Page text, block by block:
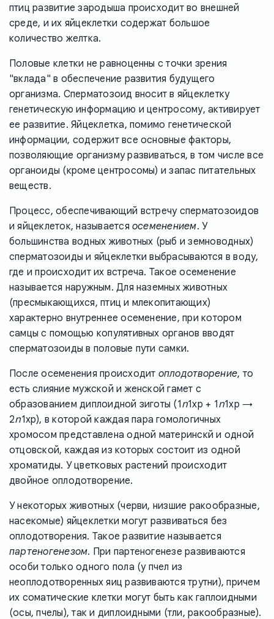
птиц развитие зародыша происходит во внешней
среде, и их яйцеклетки содержат большое
количество желтка.
Половые клетки не равноценны с точки зрения
"вклада" в обеспечение развития будущего
организма. Сперматозоид вносит в яйцеклетку
генетическую информацию и центросому, активирует
ее развитие. Яйцеклетка, помимо генетической
информации, содержит все основные факторы,
позволяющие организму развиваться, в том числе все
органоиды (кроме центросомы) и запас питательных
веществ.
Процесс, обеспечивающий встречу сперматозоидов
и яйцеклеток, называетсяосеменением. У
большинства водных животных (рыб и земноводных)
сперматозоиды и яйцеклетки выбрасываются в воду,
где и происходит их встреча. Такое осеменение
называется наружным. Для наземных животных
(пресмыкающихся, птиц и млекопитающих)
характерно внутреннее осеменение, при котором
самцы с помощью копулятивных органов вводят
сперматозоиды в половые пути самки.
После осеменения происходит оплодотворение, то
есть слияние мужской и женской гамет с
образованием диплоидной зиготы (1n1хр + 1n1хр →
2n1хр), в которой каждая пара гомологичных
хромосом представлена одной материнскй и одной
отцовской, каждая из которых состоит из одной
хроматиды. У цветковых растений происходит
двойное оплодотворение.
У некоторых животных (черви, низшие ракообразные,
насекомые) яйцеклетки могут развиваться без
оплодотворения. Такое развитие называется
партеногенезом. При партеногенезе развиваются
особи только одного пола (у пчел из
неоплодотворенных яиц развиваются трутни), причем
их соматические клетки могут быть как гаплоидными
(осы, пчелы), так и диплоидными (тли, ракообразные).